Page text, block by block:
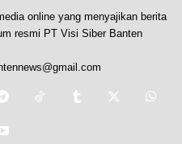
online yang menyajikan berita
resmi PT Visi Siber Banten